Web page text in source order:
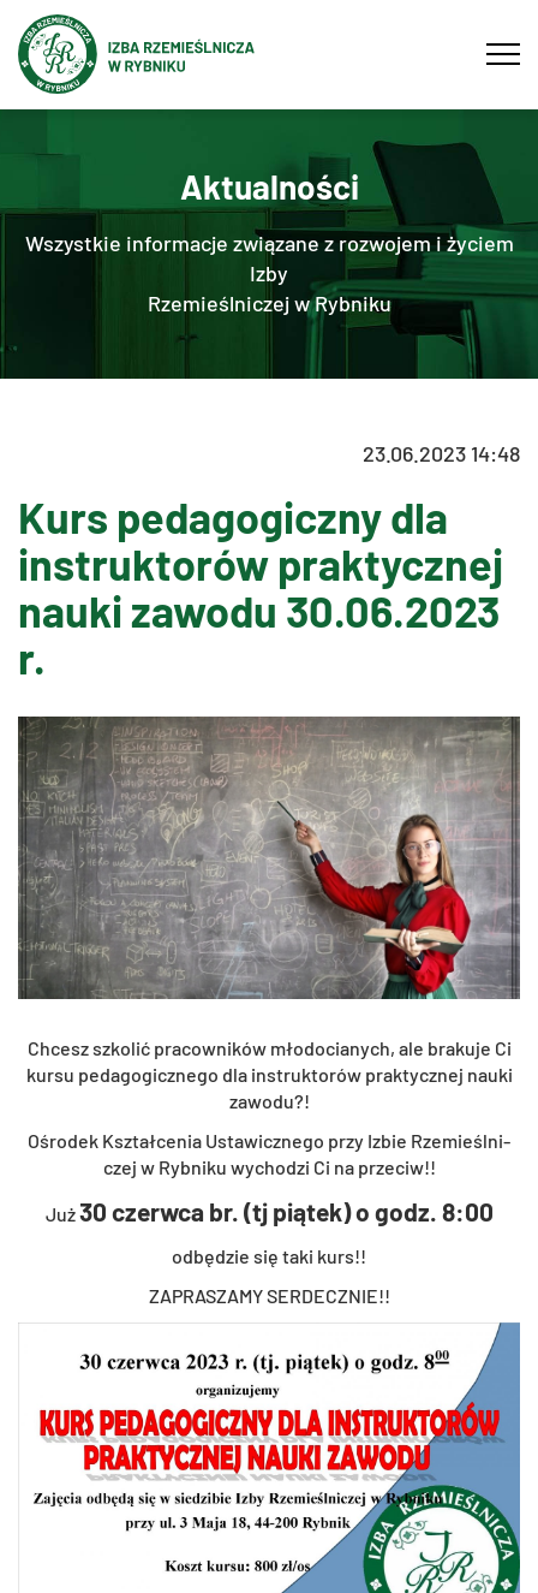
Aktualności
Wszystkie informacje związane z rozwojem i życiem
Izby
Rzemieślniczej w Rybniku
23.06.2023 14:48
Kurs pedagogiczny dla
instruktorów praktycznej
nauki zawodu 30.06.2023
r.
Chcesz szko­lić pra­cow­ni­ków mło­do­cia­nych, ale bra­ku­je Ci
kursu pe­da­go­gicz­ne­go dla in­struk­to­rów prak­tycz­nej nauki
za­wo­du?!
Ośro­dek Kształ­ce­nia Usta­wicz­ne­go przy Izbie Rze­mieśl­ni­
czej w Ryb­ni­ku wy­cho­dzi Ci na prze­ciw!!
Już30 czerw­ca br. (tj pią­tek) o godz. 8:00
od­bę­dzie się taki kurs!!
ZA­PRA­SZA­MY SER­DECZ­NIE!!